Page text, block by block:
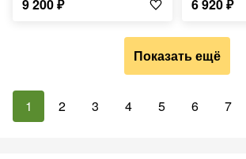
9 200₽ 6 920₽
Показать ещё
1 2 3 4 5 6 7